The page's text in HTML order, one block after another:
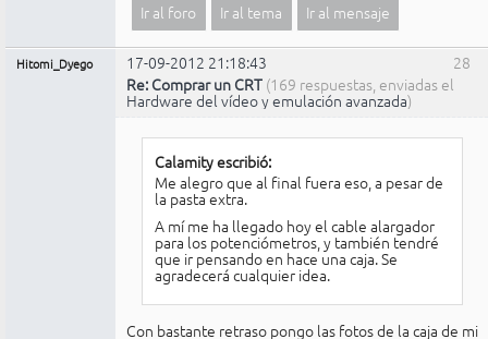
Ir al foro Ir al tema Ir al mensaje
28
Hitomi_Dyego
17-09-2012 21:18:43
Re: Comprar un CRT (169 respuestas, enviadas el
Hardware del vídeo y emulación avanzada)
Calamity escribió:
Me alegro que al final fuera eso, a pesar de
la pasta extra.
A mí me ha llegado hoy el cable alargador
para los potenciómetros, y también tendré
que ir pensando en hace una caja. Se
agradecerá cualquier idea.
Con bastante retraso pongo las fotos de la caja de mi